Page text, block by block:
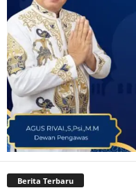
Berita Terbaru